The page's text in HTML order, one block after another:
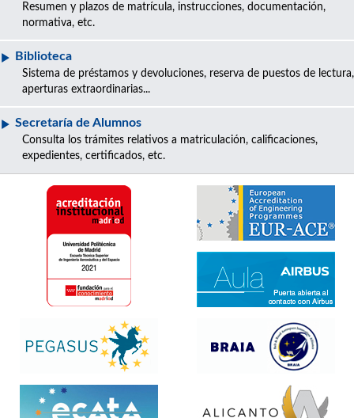
Resumen y plazos de matrícula, instrucciones, documentación,
normativa, etc.
Biblioteca
Sistema de préstamos y devoluciones, reserva de puestos de lectura,
aperturas extraordinarias...
Secretaría de Alumnos
Consulta los trámites relativos a matriculación, calificaciones,
expedientes, certificados, etc.